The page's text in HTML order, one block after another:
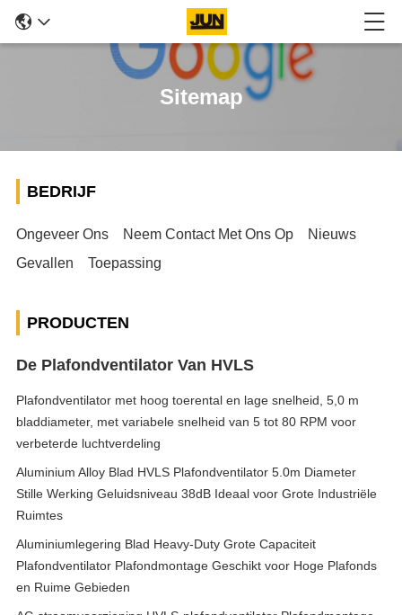
Sitemap
BEDRIJF
Ongeveer Ons Neem Contact Met Ons Op
Nieuws
Gevallen
Toepassing
PRODUCTEN
De Plafondventilator Van HVLS
Plafondventilator met hoog toerental en lage snelheid, 5,0 m
bladdiameter, met variabele snelheid van 5 tot 80 RPM voor
verbeterde luchtverdeling
Aluminium Alloy Blad HVLS Plafondventilator 5.0m Diameter
Stille Werking Geluidsniveau 38dB Ideaal voor Grote Industriële
Ruimtes
Aluminiumlegering Blad Heavy-Duty Grote Capaciteit
Plafondventilator Plafondmontage Geschikt voor Hoge Plafonds
en Ruime Gebieden